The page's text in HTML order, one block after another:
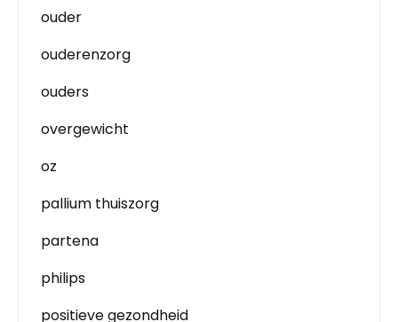
ouder
ouderenzorg
ouders
overgewicht
oz
pallium thuiszorg
partena
philips
positieve gezondheid